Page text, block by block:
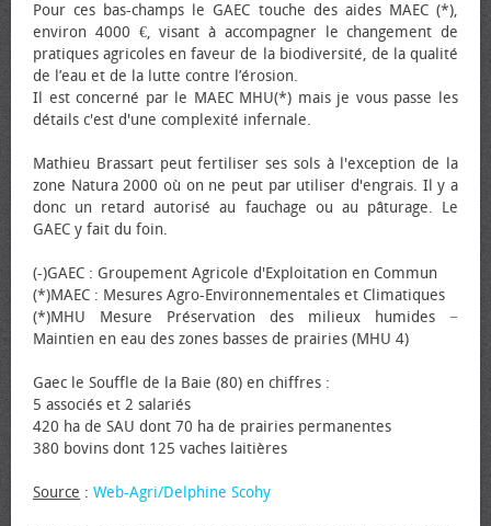
Pour ces bas-champs le GAEC touche des aides MAEC (*),
environ 4000 €, visant à accompagner le changement de
pratiques agricoles en faveur de la biodiversité, de la qualité
de l’eau et de la lutte contre l’érosion.
Il est concerné par le MAEC MHU(*) mais je vous passe les
détails c'est d'une complexité infernale.
Mathieu Brassart peut fertiliser ses sols à l'exception de la
zone Natura 2000 où on ne peut par utiliser d'engrais. Il y a
donc un retard autorisé au fauchage ou au pâturage. Le
GAEC y fait du foin.
(-)GAEC : Groupement Agricole d'Exploitation en Commun
(*)MAEC : Mesures Agro-Environnementales et Climatiques
(*)MHU Mesure Préservation des milieux humides −
Maintien en eau des zones basses de prairies (MHU 4)
Gaec le Souffle de la Baie (80) en chiffres :
5 associés et 2 salariés
420 ha de SAU dont 70 ha de prairies permanentes
380 bovins dont 125 vaches laitières
Source : Web-Agri/Delphine Scohy